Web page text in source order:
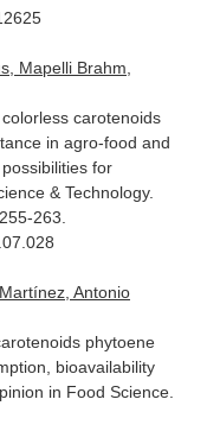
Mapelli Brahm,
carotenoids
in agro-food and
for
& Technology.
263.
Antonio
phytoene
bioavailability
in Food Science.